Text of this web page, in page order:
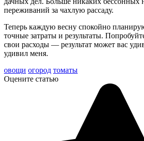
переживаний за чахлую рассаду.
Теперь каждую весну спокойно
точные затраты и результаты.
свои расходы — результат может вас
удивил меня.
овощи огород томаты
Оцените статью